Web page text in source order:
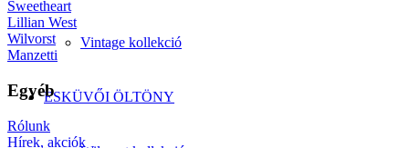
Vintage kollekció
ESKÜVŐI ÖLTÖNY
Sweetheart
Lillian West
Wilvorst
Manzetti
Egyéb
Rólunk
Hírek, akciók